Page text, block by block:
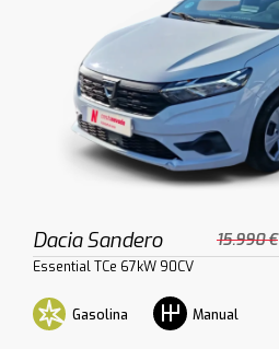
Dacia Sandero 15.990 €
Essential TCe 67kW 90CV
Gasolina Manual